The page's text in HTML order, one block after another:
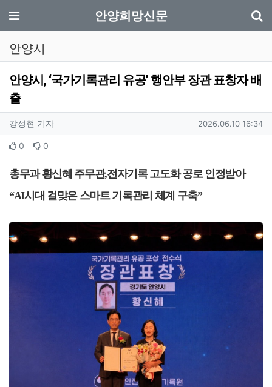
메뉴 안양희망신문
안양시
안양시, ‘국가기록관리 유공’ 행안부 장관 표창자 배
출
작성자 정보
강성현 기자작성 작성일
2026.06.10 16:34
컨텐츠 정보
0 추천 0
본문
총무과 황신혜 주무관,전자기록 고도화 공로 인정받아
“AI시대 걸맞은 스마트 기록관리 체계 구축”